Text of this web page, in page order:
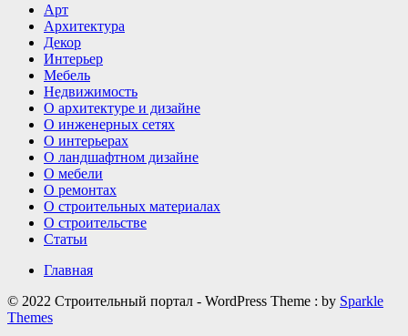
Арт
Архитектура
Декор
Интерьер
Мебель
Недвижимость
О архитектуре и дизайне
О инженерных сетях
О интерьерах
О ландшафтном дизайне
О мебели
О ремонтах
О строительных материалах
О строительстве
Статьи
Главная
© 2022 Строительный портал - WordPress Theme : by Sparkle
Themes